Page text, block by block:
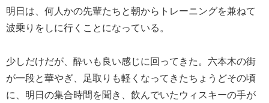
明日は、何人かの先輩たちと朝からトレーニングを兼ねて
波乗りをしに行くことになっている。
少しだけだが、酔いも良い感じに回ってきた。六本木の街
が一段と華やぎ、足取りも軽くなってきたちょうどその頃
に、明日の集合時間を聞き、飲んでいたウィスキーの手が